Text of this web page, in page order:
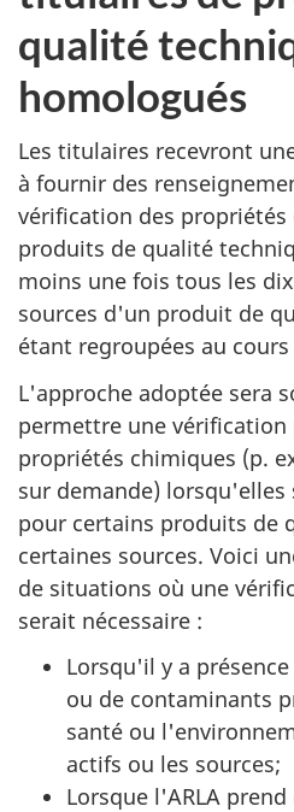
qualité
homologués
Les titulaires recevront
à fournir des
vérification des propriétés
produits de qualité
moins une fois tous les
sources d'un produit de
étant regroupées au
L'approche adoptée sera
permettre une vérification
propriétés chimiques (p.
sur demande) lorsqu'elles
pour certains produits de
certaines sources. Voici
de situations où une
serait nécessaire :
Lorsqu'il y a
ou de contaminants
santé ou
actifs ou les sources;
Lorsque l'ARLA